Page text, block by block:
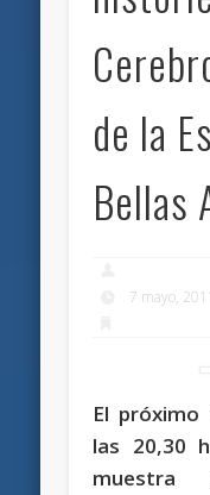
de la
Bellas
7 mayo,
El
las 20,30
muestra